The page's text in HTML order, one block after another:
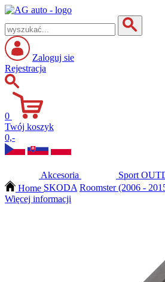
Zaloguj sie
Rejestracja
0
Twój koszyk
0,-
Akcesoria Sport
Home SKODA Roomster (2006 -
Więcej informacji